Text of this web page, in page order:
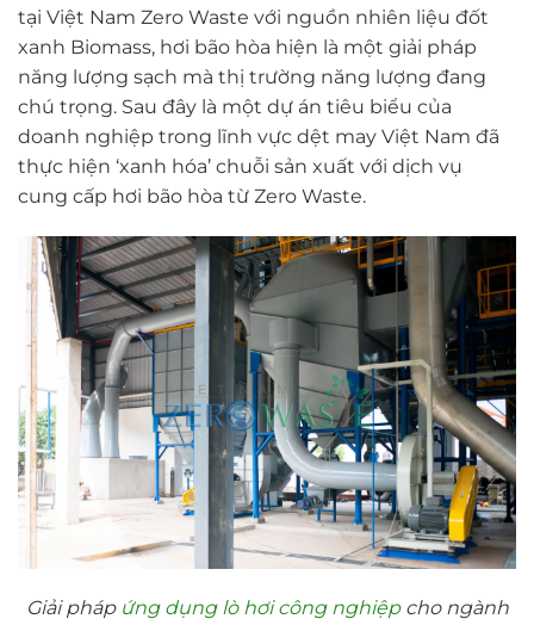
tại Việt Nam Zero Waste với nguồn nhiên liệu đốt
xanh Biomass, hơi bão hòa hiện là một giải pháp
năng lượng sạch mà thị trường năng lượng đang
chú trọng. Sau đây là một dự án tiêu biểu của
doanh nghiệp trong lĩnh vực dệt may Việt Nam đã
thực hiện ‘xanh hóa’ chuỗi sản xuất với dịch vụ
cung cấp hơi bão hòa từ Zero Waste.
Giải pháp ứng dụng lò hơi công nghiệpcho ngành